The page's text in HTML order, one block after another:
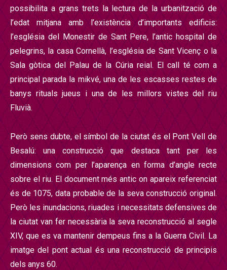
possibilita a grans trets la lectura de la urbanització de
l’edat mitjana amb l’existència d’importants edificis:
l’església del Monestir de Sant Pere, l’antic hospital de
pelegrins, la casa Cornellà, l’església de Sant Vicenç o la
Sala gòtica del Palau de la Cúria reial. El call té com a
principal parada la mikvé, una de les escasses restes de
banys rituals jueus i una de les millors vistes del riu
Fluvià.
Però sens dubte, el símbol de la ciutat és el Pont Vell de
Besalú: una construcció que destaca tant per les
dimensions com per l’aparença en forma d’angle recte
sobre el riu. El document més antic on apareix referenciat
és de 1075, data probable de la seva construcció original.
Però les inundacions, riuades i necessitats defensives de
la ciutat van fer necessària la seva reconstrucció al segle
XIV, que es va mantenir dempeus fins a la Guerra Civil. La
imatge del pont actual és una reconstrucció de principis
dels anys 60.